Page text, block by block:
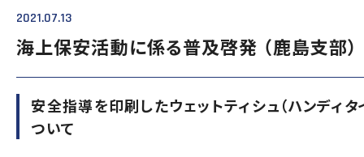
オリジナルキャラクターグ
「海上保安の日」俳句コンテストの実施
海上における防犯・安全の確保・環境の保全
海上保安協力員 海守
「緊急通報ダイヤ
講師派遣
2021.07.13
海上保安活動に係る普及啓発 （鹿島支部）
安全指導を印刷したウェットティシュ（ハンディ
ついて